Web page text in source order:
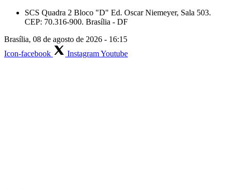
Skip
SCS Quadra 2 Bloco "D" Ed. Oscar Niemeyer, Sala 503.
CEP: 70.316-900. Brasília - DF
Brasília, 08 de agosto de 2026 - 16:15
Icon-facebook
InstagramYoutube